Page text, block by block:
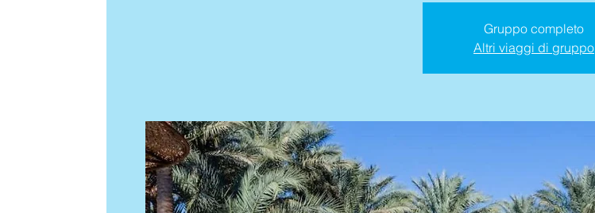
Gruppo completo
Altri viaggi di gruppo